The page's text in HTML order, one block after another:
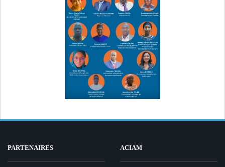
PARTENAIRES ACIAM